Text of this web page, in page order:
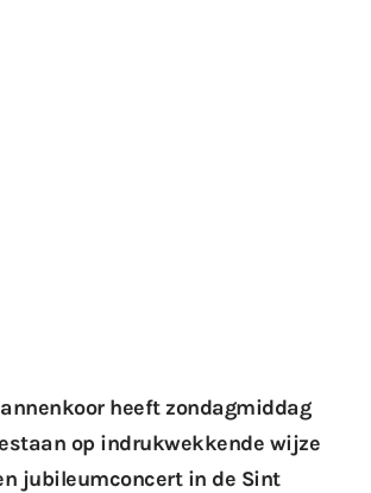
heeft zondagmiddag
op indrukwekkende wijze
jubileumconcert in de Sint